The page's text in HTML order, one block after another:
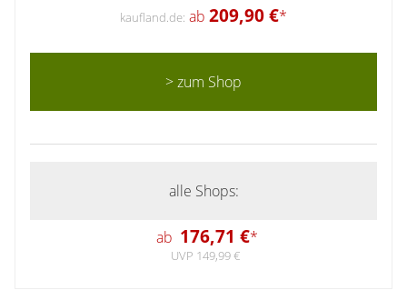
kaufland.de: ab 209,90 €*
> zum Shop
alle Shops:
ab 176,71 €*
UVP 149,99 €